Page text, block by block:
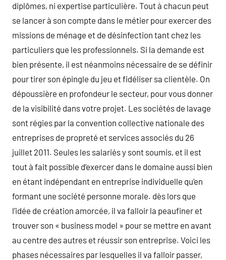
diplômes, ni expertise particulière. Tout à chacun peut
se lancer à son compte dans le métier pour exercer des
missions de ménage et de désinfection tant chez les
particuliers que les professionnels. Si la demande est
bien présente, il est néanmoins nécessaire de se définir
pour tirer son épingle du jeu et fidéliser sa clientèle. On
dépoussière en profondeur le secteur, pour vous donner
de la visibilité dans votre projet. Les sociétés de lavage
sont régies par la convention collective nationale des
entreprises de propreté et services associés du 26
juillet 2011. Seules les salariés y sont soumis, et il est
tout à fait possible d’exercer dans le domaine aussi bien
en étant indépendant en entreprise individuelle qu’en
formant une société personne morale. dès lors que
l’idée de création amorcée, il va falloir la peaufiner et
trouver son « business model » pour se mettre en avant
au centre des autres et réussir son entreprise. Voici les
phases nécessaires par lesquelles il va falloir passer,